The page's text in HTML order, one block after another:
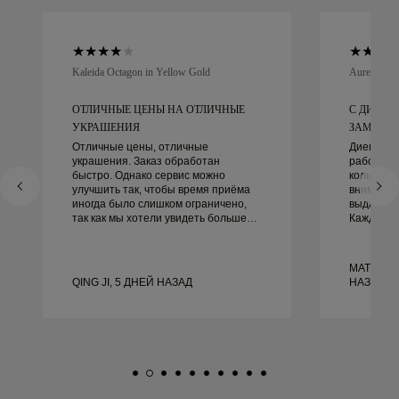
Kaleida Octagon in Yellow Gold
ОТЛИЧНЫЕ ЦЕНЫ НА ОТЛИЧНЫЕ
УКРАШЕНИЯ
Отличные цены, отличные
украшения. Заказ обработан
быстро. Однако сервис можно
улучшить так, чтобы время приёма
иногда было слишком ограничено,
так как мы хотели увидеть больше
украшения. Жена счастлива.
QING JI, 5 ДНЕЙ НАЗАД
Aurelle in
С ДИЕГО
Диего
Каждая
НАЗАД